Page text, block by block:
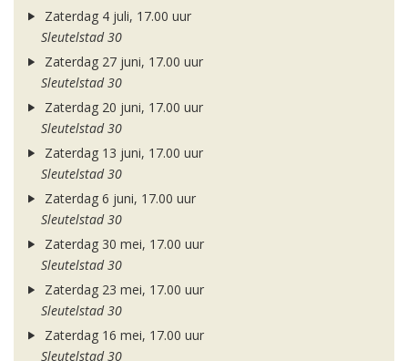
Zaterdag 4 juli, 17.00 uur
Sleutelstad 30
Zaterdag 27 juni, 17.00 uur
Sleutelstad 30
Zaterdag 20 juni, 17.00 uur
Sleutelstad 30
Zaterdag 13 juni, 17.00 uur
Sleutelstad 30
Zaterdag 6 juni, 17.00 uur
Sleutelstad 30
Zaterdag 30 mei, 17.00 uur
Sleutelstad 30
Zaterdag 23 mei, 17.00 uur
Sleutelstad 30
Zaterdag 16 mei, 17.00 uur
Sleutelstad 30